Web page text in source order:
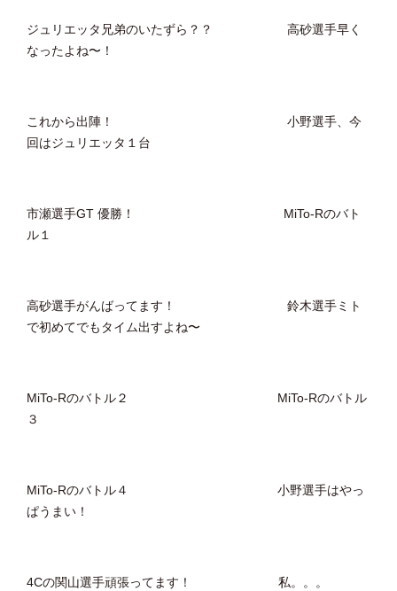
ジュリエッタ兄弟のいたずら？？ 高砂選手早く
なったよね〜！
これから出陣！ 小野選手、今
回はジュリエッタ１台
市瀬選手GT 優勝！ MiTo-Rのバト
ル１
高砂選手がんばってます！ 鈴木選手ミト
で初めてでもタイム出すよね〜
MiTo-Rのバトル２ MiTo-Rのバトル
３
MiTo-Rのバトル４ 小野選手はやっ
ぱうまい！
4Cの関山選手頑張ってます！ 私。。。